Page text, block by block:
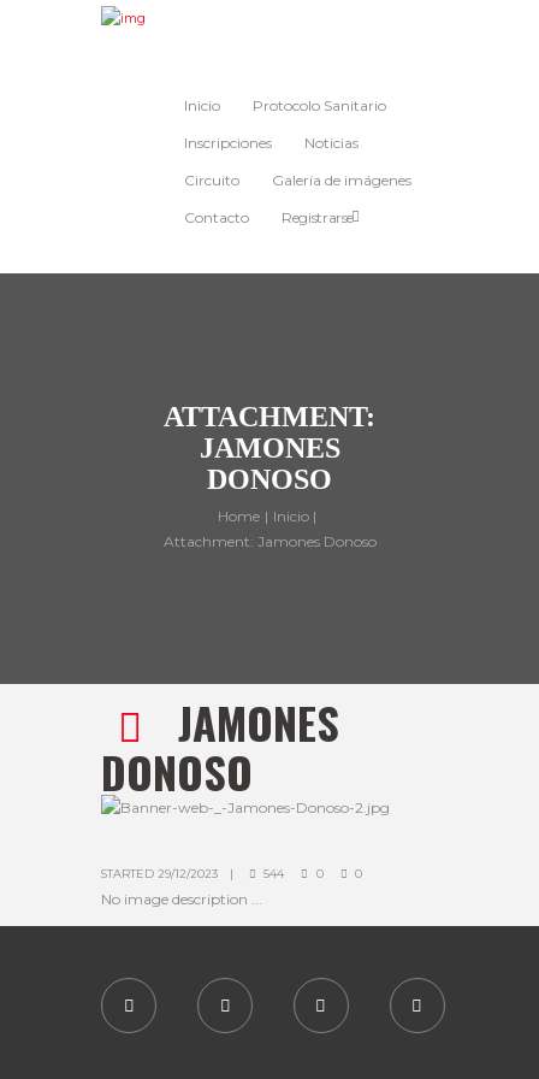
Inicio Protocolo Sanitario
Inscripciones Noticias
Circuito Galería de imágenes
Contacto Registrarse
ATTACHMENT:
JAMONES
DONOSO
Home
Inicio
Attachment: Jamones Donoso
JAMONES
DONOSO
STARTED 29/12/2023 544 0 0
No image description ...